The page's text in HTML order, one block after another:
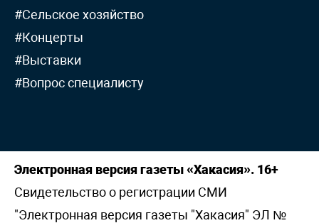
#Сельское хозяйство
#Концерты
#Выставки
#Вопрос специалисту
Электронная версия газеты «Хакасия». 16+
Свидетельство о регистрации СМИ
"Электронная версия газеты "Хакасия" ЭЛ №